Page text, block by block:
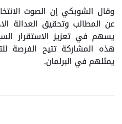
وقال الشوبكي إن الصوت
عن المطالب وتحقيق العدالة
يسهم في تعزيز الاستقرار
هذه المشاركة تتيح الفرصة
يمثلهم في البرلمان.